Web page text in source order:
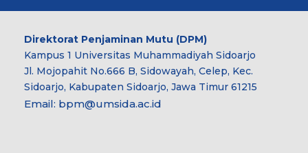
Direktorat Penjaminan Mutu (DPM)
Kampus 1 Universitas Muhammadiyah Sidoarjo
Jl. Mojopahit No.666 B, Sidowayah, Celep, Kec.
Sidoarjo, Kabupaten Sidoarjo, Jawa Timur 61215
Email: bpm@umsida.ac.id